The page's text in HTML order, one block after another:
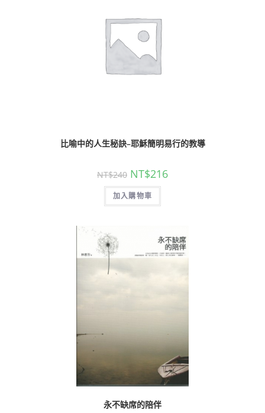
比喻中的人生秘訣–耶穌簡明易行的教導
NT$240 NT$216
加入購物車
永不缺席的陪伴